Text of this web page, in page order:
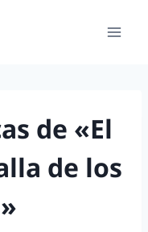
de «El
de los